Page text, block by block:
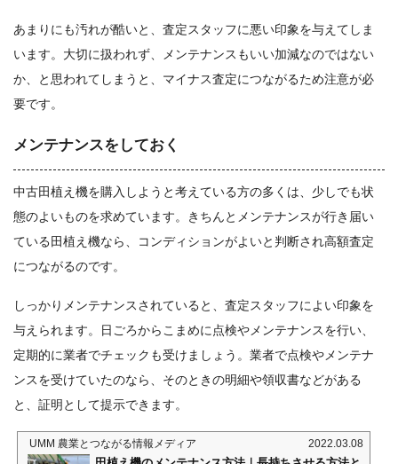
あまりにも汚れが酷いと、査定スタッフに悪い印象を与えてしま
います。大切に扱われず、メンテナンスもいい加減なのではない
か、と思われてしまうと、マイナス査定につながるため注意が必
要です。
メンテナンスをしておく
中古田植え機を購入しようと考えている方の多くは、少しでも状
態のよいものを求めています。きちんとメンテナンスが行き届い
ている田植え機なら、コンディションがよいと判断され高額査定
につながるのです。
しっかりメンテナンスされていると、査定スタッフによい印象を
与えられます。日ごろからこまめに点検やメンテナンスを行い、
定期的に業者でチェックも受けましょう。業者で点検やメンテナ
ンスを受けていたのなら、そのときの明細や領収書などがある
と、証明として提示できます。
UMM 農業とつながる情報メディア 2022.03.08